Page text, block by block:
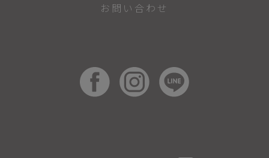
お問い合わせ